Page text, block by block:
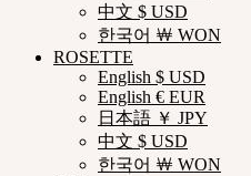
中文 $ USD
한국어 ￦ WON
ROSETTE
English $ USD
English € EUR
日本語 ￥ JPY
中文 $ USD
한국어 ￦ WON